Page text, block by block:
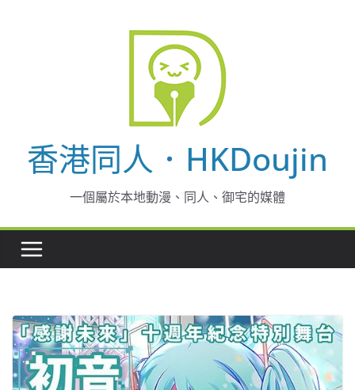
香港同人．HKDoujin
一個屬於本地動漫、同人、御宅的媒體